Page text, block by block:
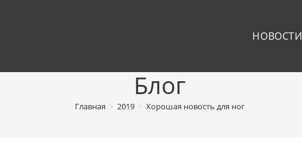
НОВОСТИ
Блог
Главная > 2019 > Хорошая новость для ног